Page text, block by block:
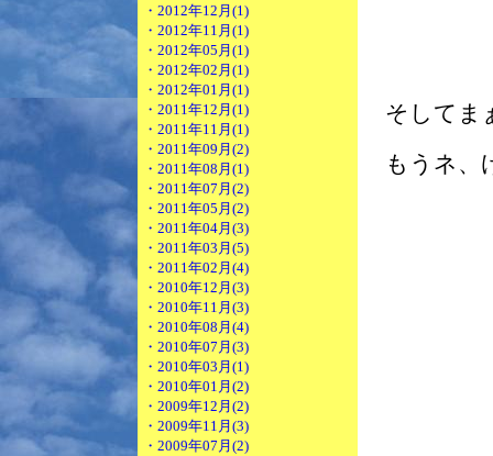
・2012年12月(1)
・2012年11月(1)
・2012年05月(1)
・2012年02月(1)
・2012年01月(1)
・2011年12月(1)
・2011年11月(1)
・2011年09月(2)
・2011年08月(1)
・2011年07月(2)
・2011年05月(2)
・2011年04月(3)
・2011年03月(5)
・2011年02月(4)
・2010年12月(3)
・2010年11月(3)
・2010年08月(4)
・2010年07月(3)
・2010年03月(1)
・2010年01月(2)
・2009年12月(2)
・2009年11月(3)
・2009年07月(2)
そしてま
もうネ、